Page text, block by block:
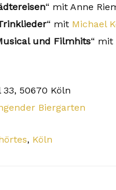
“ mit Anne
“ mit Michael
und Filmhits“ mit
33, 50670 Köln
Biergarten
, Köln